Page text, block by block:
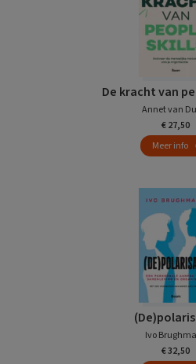
De kracht van
Annet van
€ 27,50
Meer info
Ivo
€ 32,50